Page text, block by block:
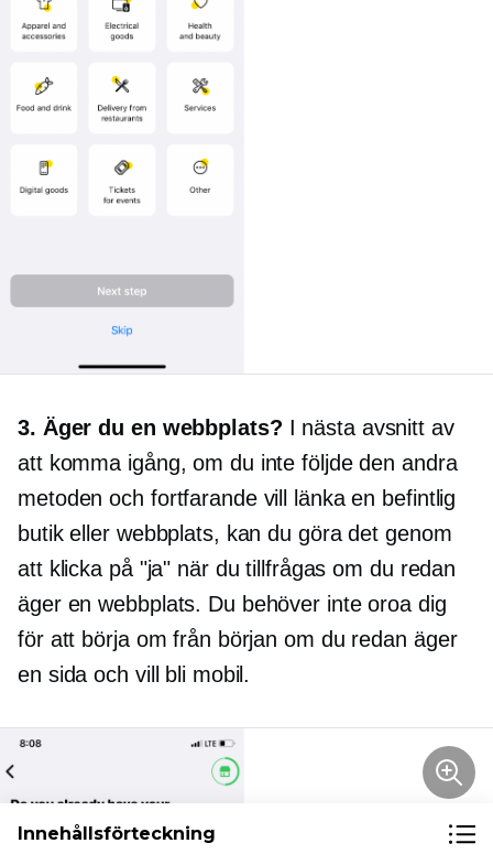
3. Äger du en webbplats? I nästa avsnitt av
att komma igång, om du inte följde den andra
metoden och fortfarande vill länka en befintlig
butik eller webbplats, kan du göra det genom
att klicka på "ja" när du tillfrågas om du redan
äger en webbplats. Du behöver inte oroa dig
för att börja om från början om du redan äger
en sida och vill bli mobil.
Innehållsförteckning